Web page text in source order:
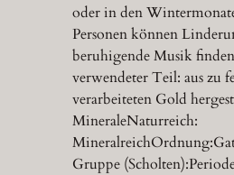
oder in den
Personen können
beruhigende Musik
verwendeter Teil: aus zu
verarbeiteten Gold
MineraleNaturreich:
Gruppe